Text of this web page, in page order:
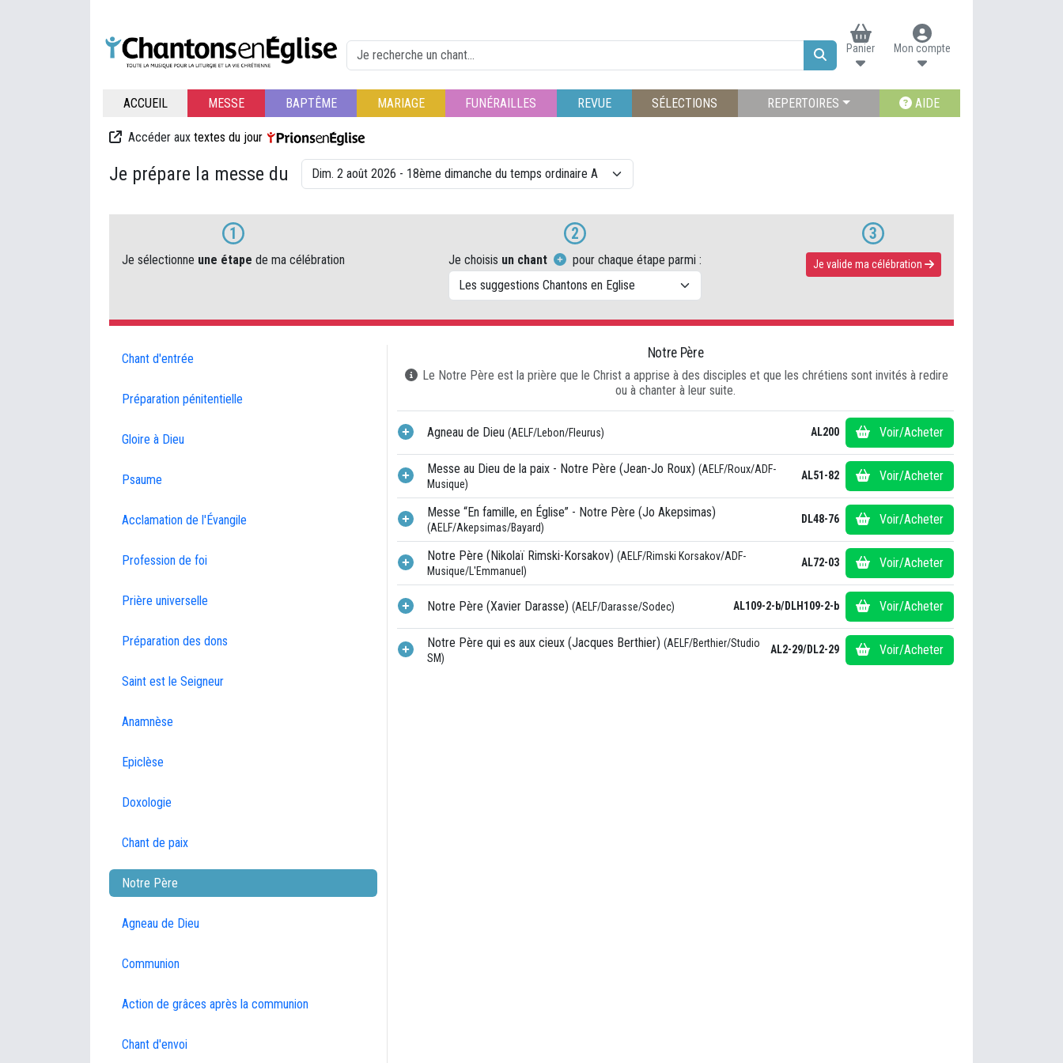
Panier Mon compte
ACCUEIL MESSE BAPTÊME MARIAGE FUNÉRAILLES REVUE SÉLECTIONS REPERTOIRES AIDE
Accéder aux textes du jour
Je prépare la messe du
1
Je sélectionne une étape de ma célébration
2
Je choisis un chant pour chaque étape parmi :
3
Je valide ma célébration
Chant d'entrée
Préparation pénitentielle
Gloire à Dieu
Psaume
Acclamation de l'Évangile
Profession de foi
Prière universelle
Préparation des dons
Saint est le Seigneur
Anamnèse
Epiclèse
Doxologie
Chant de paix
Notre Père
Agneau de Dieu
Communion
Action de grâces après la communion
Chant d'envoi
Notre Père
Le Notre Père est la prière que le Christ a apprise à des disciples et que les chrétiens sont invités à redire
ou à chanter à leur suite.
Agneau de Dieu (AELF/Lebon/Fleurus) AL200 Voir/Acheter
Messe au Dieu de la paix - Notre Père (Jean-Jo Roux) (AELF/Roux/ADF-
Musique)
AL51-82 Voir/Acheter
Messe “En famille, en Église” - Notre Père (Jo Akepsimas)
(AELF/Akepsimas/Bayard)
DL48-76 Voir/Acheter
Notre Père (Nikolaï Rimski-Korsakov) (AELF/Rimski Korsakov/ADF-
Musique/L'Emmanuel)
AL72-03 Voir/Acheter
Notre Père (Xavier Darasse) (AELF/Darasse/Sodec) AL109-2-b/DLH109-2-b Voir/Acheter
Notre Père qui es aux cieux (Jacques Berthier) (AELF/Berthier/Studio
SM)
AL2-29/DL2-29 Voir/Acheter